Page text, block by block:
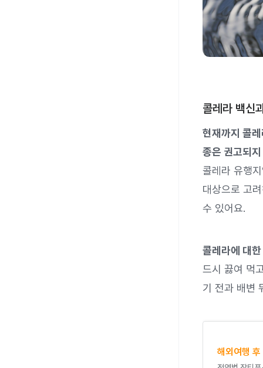
콜레라 백신
현재까지 콜
종은 권고되
콜레라 유행
대상으로 고
수 있어요.
콜레라에 대
드시 끓여 먹
기 전과 배변
해외여행